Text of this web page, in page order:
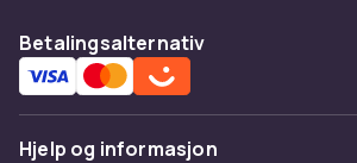
Betalingsalternativ
Hjelp og informasjon